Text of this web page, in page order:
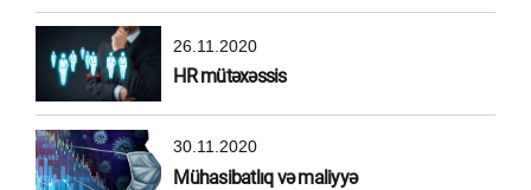
26.11.2020
HR mütəxəssis
30.11.2020
Mühasibatlıq və maliyyə